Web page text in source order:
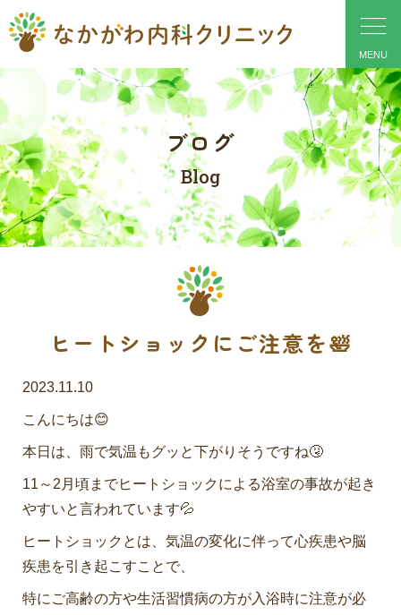
ブログ
Blog
ヒートショックにご注意を🛀
2023.11.10
こんにちは😊
本日は、雨で気温もグッと下がりそうですね🤧
11～2月頃までヒートショックによる浴室の事故が起き
やすいと言われています💦
ヒートショックとは、気温の変化に伴って心疾患や脳
疾患を引き起こすことで、
特にご高齢の方や生活習慣病の方が入浴時に注意が必